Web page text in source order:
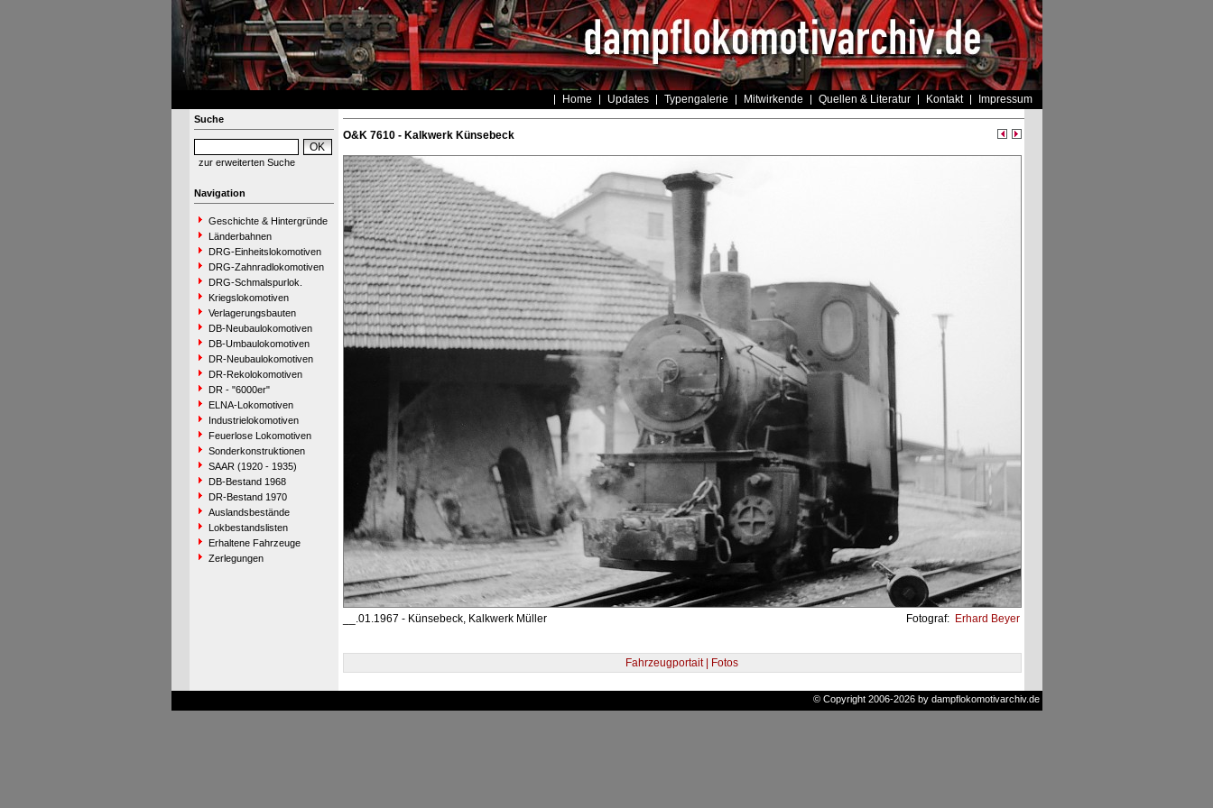
Home Updates Typengalerie Mitwirkende Quellen & Literatur Kontakt Impressum
Suche
zur erweiterten Suche
Navigation
Geschichte & Hintergründe
Länderbahnen
DRG-Einheitslokomotiven
DRG-Zahnradlokomotiven
DRG-Schmalspurlok.
Kriegslokomotiven
Verlagerungsbauten
DB-Neubaulokomotiven
DB-Umbaulokomotiven
DR-Neubaulokomotiven
DR-Rekolokomotiven
DR - "6000er"
ELNA-Lokomotiven
Industrielokomotiven
Feuerlose Lokomotiven
Sonderkonstruktionen
SAAR (1920 - 1935)
DB-Bestand 1968
DR-Bestand 1970
Auslandsbestände
Lokbestandslisten
Erhaltene Fahrzeuge
Zerlegungen
O&K 7610 - Kalkwerk Künsebeck
__.01.1967 - Künsebeck, Kalkwerk Müller Fotograf: Erhard Beyer
Fahrzeugportait | Fotos
© Copyright 2006-2026 by dampflokomotivarchiv.de